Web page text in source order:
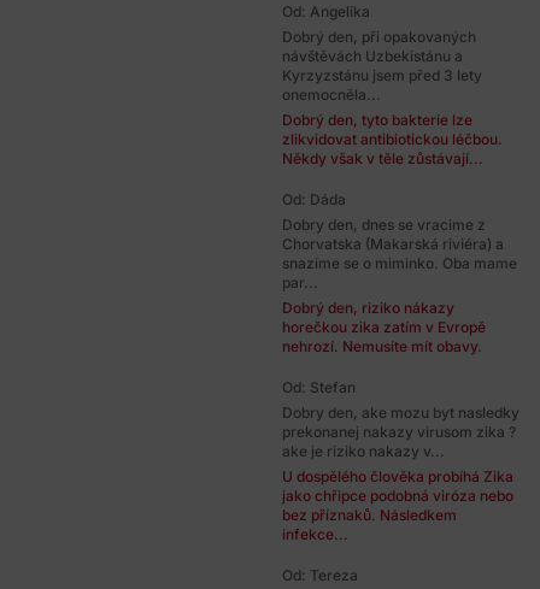
Od: Angelika
Dobrý den, při opakovaných
návštěvách Uzbekistánu a
Kyrzyzstánu jsem před 3 lety
onemocněla...
Dobrý den, tyto bakterie lze
zlikvidovat antibiotickou léčbou.
Někdy však v těle zůstávají...
Od: Dáda
Dobry den, dnes se vracime z
Chorvatska (Makarská riviéra) a
snazime se o miminko. Oba mame
par...
Dobrý den, riziko nákazy
horečkou zika zatím v Evropě
nehrozí. Nemusíte mít obavy.
Od: Stefan
Dobry den, ake mozu byt nasledky
prekonanej nakazy virusom zika ?
ake je riziko nakazy v...
U dospělého člověka probíhá Zika
jako chřipce podobná viróza nebo
bez příznaků. Následkem
infekce...
Od: Tereza